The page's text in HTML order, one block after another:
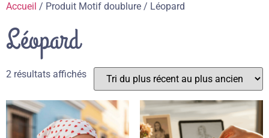
Accueil / Produit Motif doublure / Léopard
Léopard
2 résultats affichés